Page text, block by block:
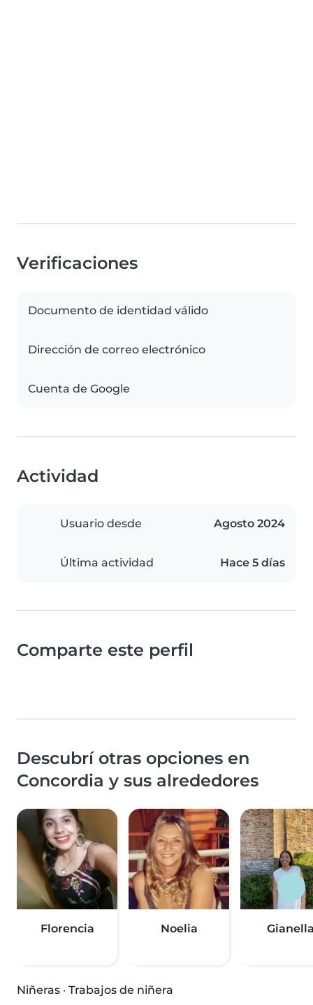
Verificaciones
Documento de identidad válido
Dirección de correo electrónico
Cuenta de Google
Actividad
Usuario desde Agosto 2024
Última actividad Hace 5 días
Comparte este perfil
Descubrí otras opciones en
Concordia y sus alrededores
Florencia Noelia
Niñeras · Trabajos de niñera